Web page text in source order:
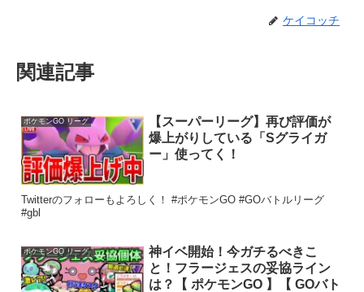
ケイコッチ
関連記事
ポケモンGO リーグ
【スーパーリーグ】再び評価が
爆上がりしている「Sグライガ
ー」使ってく！
Twitterのフォローもよろしく！ #ポケモンGO #GOバトルリーグ
#gbl
ポケモンGO リーグ
神イベ開始！今ガチるべきこ
と！フラージェスの妥協ライン
は？【 ポケモンGO 】【 GOバト